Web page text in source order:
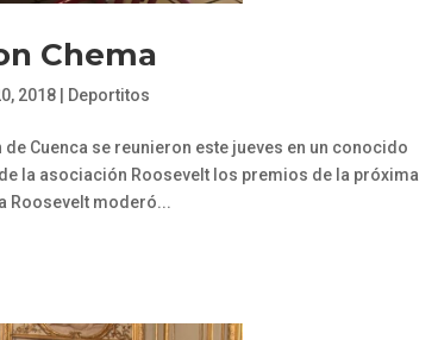
Chema
2018| Deportitos
Cuenca se reunieron este jueves en un conocido
la asociación Roosevelt los premios de la próxima
Roosevelt moderó...